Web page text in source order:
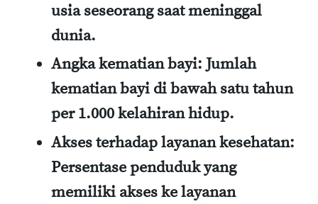
usia seseorang saat meninggal
dunia.
Angka kematian bayi: Jumlah
kematian bayi di bawah satu tahun
per 1.000 kelahiran hidup.
Akses terhadap layanan kesehatan:
Persentase penduduk yang
memiliki akses ke layanan